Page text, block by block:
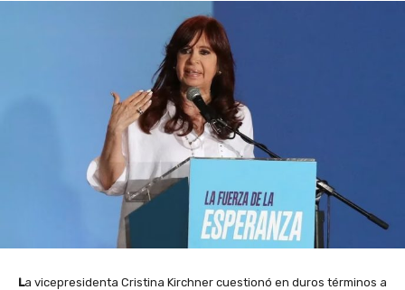
La vicepresidenta Cristina Kirchner cuestionó en duros términos a